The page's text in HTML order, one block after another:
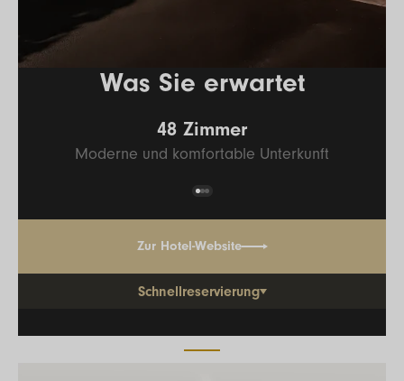
Was Sie erwartet
48 Zimmer
Moderne und komfortable Unterkunft
Zur Hotel-Website
Schnellreservierung